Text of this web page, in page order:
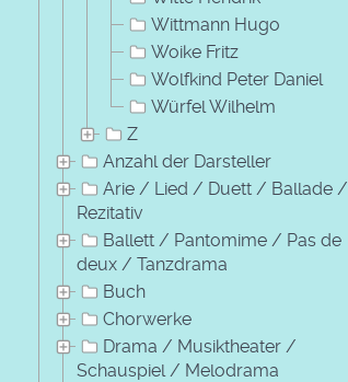
Wittmann Hugo
Woike Fritz
Wolfkind Peter Daniel
Würfel Wilhelm
Z
Anzahl der Darsteller
Arie / Lied / Duett / Ballade /
Rezitativ
Ballett / Pantomime / Pas de
deux / Tanzdrama
Buch
Chorwerke
Drama / Musiktheater /
Schauspiel / Melodrama